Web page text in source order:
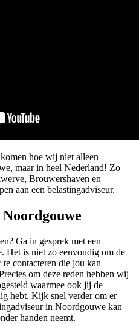
hoe wij niet alleen
maar in heel Nederland! Zo
Brouwershaven en
aan een belastingadviseur.
Ga in gesprek met een
Het is niet zo eenvoudig om de
te contacteren die jou kan
om deze reden hebben wij
waarmee ook jij de
hebt. Kijk snel verder om er
in Noordgouwe kan
handen neemt.